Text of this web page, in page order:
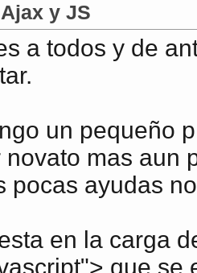
y JS
a todos y de
un pequeño
mas aun
pocas ayudas
en la carga
que se